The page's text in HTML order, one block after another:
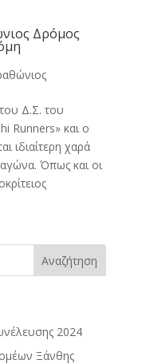
Δρόμος
Δ.Σ. του
Runners» και ο
ιδιαίτερη χαρά
Όπως και οι
2024
Ξάνθης